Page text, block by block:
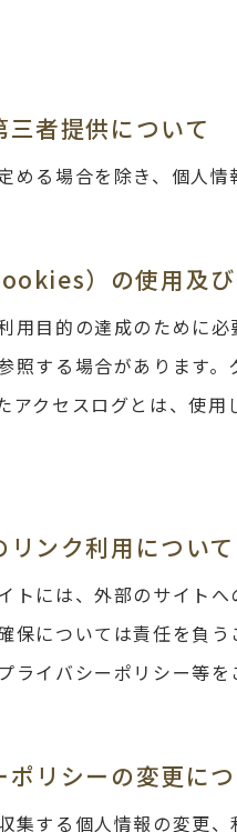
者提供について
める場合を除き、個人
）の使用及
用目的の達成のために
照する場合があります
アクセスログとは、使
ンク利用について
トには、外部のサイト
保については責任を負
ライバシーポリシー等を
ポリシーの変更に
集する個人情報の変更